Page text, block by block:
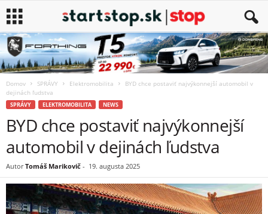
Domov SPRÁVY Elektromobilita
BYD chce postaviť najvýkonnejší automobil v
dejinách ľudstva
SPRÁVY ELEKTROMOBILITA NEWS
BYD chce postaviť najvýkonnejší
automobil v dejinách ľudstva
Autor Tomáš Marikovič - 19. augusta 2025